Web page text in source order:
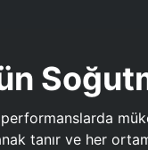
tanır ve her